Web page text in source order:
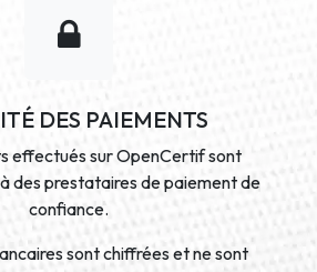
DES PAIEMENTS
effectués sur OpenCertif sont
des prestataires de paiement de
confiance.
sont chiffrées et ne sont